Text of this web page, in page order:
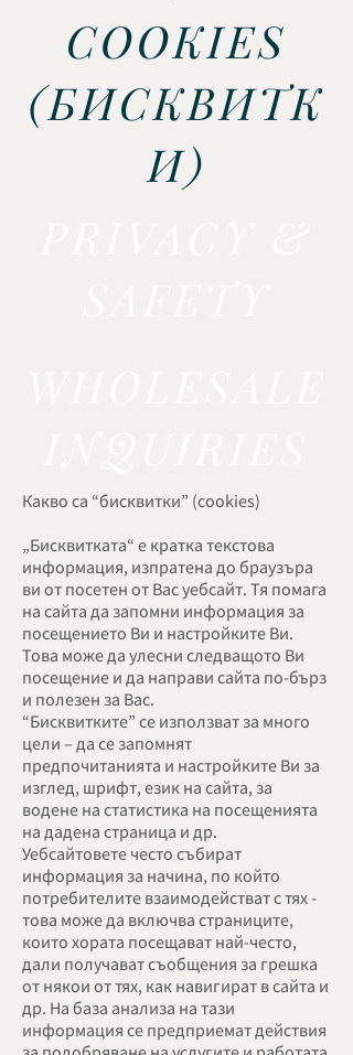
COOKIES
(БИСКВИТК
И)
Какво са “бисквитки” (cookies)
„Бисквитката“ е кратка текстова
информация, изпратена до браузъра
ви от посетен от Вас уебсайт. Тя помага
на сайта да запомни информация за
посещението Ви и настройките Ви.
Това може да улесни следващото Ви
посещение и да направи сайта по-бърз
и полезен за Вас.
“Бисквитките” се използват за много
цели – да се запомнят
предпочитанията и настройките Ви за
изглед, шрифт, език на сайта, за
водене на статистика на посещенията
на дадена страница и др.
Уебсайтовете често събират
информация за начина, по който
потребителите взаимодействат с тях -
това може да включва страниците,
които хората посещават най-често,
дали получават съобщения за грешка
от някои от тях, как навигират в сайта и
др. На база анализа на тази
информация се предприемат действия